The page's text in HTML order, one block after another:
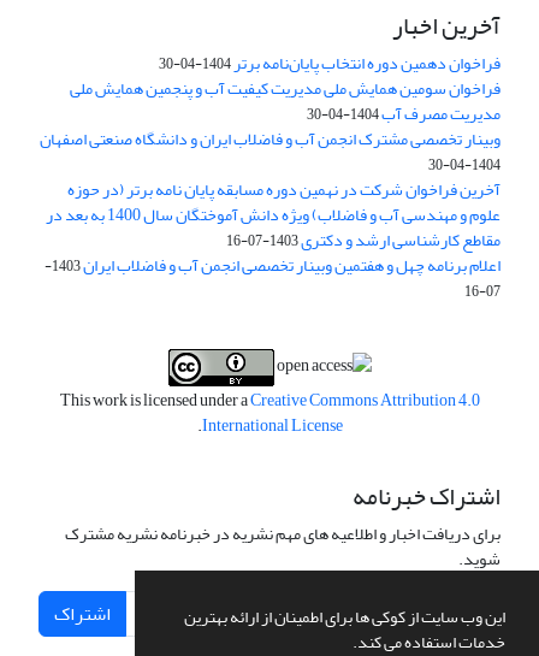
این وب سایت از کوکی ها برای اطمینان از ارائه بهترین
خدمات استفاده می کند.
آخرین اخبار
فراخوان دهمین دوره انتخاب پایان‌نامه برتر1404-04-30
فراخوان سومین همایش ملی مدیریت کیفیت آب و پنجمین همایش ملی
مدیریت مصرف آب1404-04-30
وبینار تخصصی مشترک انجمن آب و فاضلاب ایران و دانشگاه صنعتی اصفهان
1404-04-30
آخرین فراخوان شرکت در نهمین دوره مسابقه پایان نامه برتر (در حوزه
علوم و مهندسی آب و فاضلاب) ویژه دانش آموختگان سال 1400 به بعد در
مقاطع کارشناسی ارشد و دکتری1403-07-16
اعلام برنامه چهل و هفتمین وبینار تخصصی انجمن آب و فاضلاب ایران
1403-
07-16
This work is licensed under aCreative Commons Attribution 4.0
International License
.
اشتراک خبرنامه
برای دریافت اخبار و اطلاعیه های مهم نشریه در خبرنامه نشریه مشترک
شوید.
اشتراک